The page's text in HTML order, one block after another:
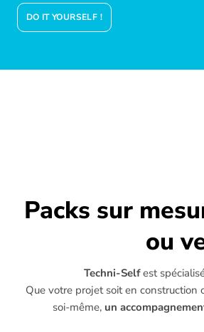
DO IT YOURSELF !
Packs sur
ou
Techni-Selfest
Que votre projet soit en construction
soi-même, un